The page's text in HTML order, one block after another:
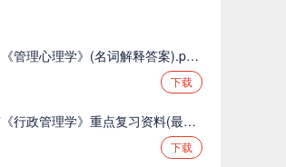
自考00163《管理心理学》(名词解释答案).pdf.pdf
下载
自考00277《行政管理学》重点复习资料(最新整理).pdf.pdf
下载